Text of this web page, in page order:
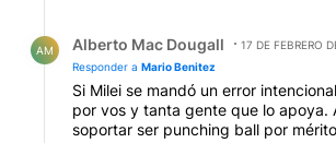
AM Alberto Mac Dougall
17 DE FEBRERO
Responder a Mario Benitez
Si Milei se mandó un error
por vos y tanta gente que lo apoya.
soportar ser punching ball por